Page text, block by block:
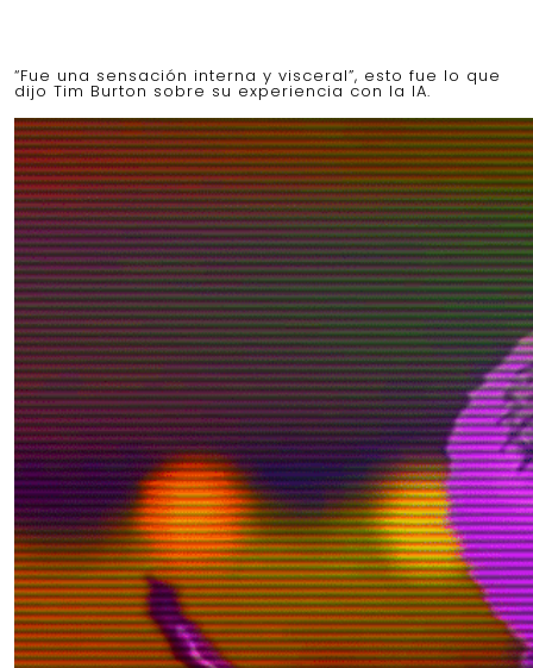
“Fue una sensación interna y visceral”, esto fue lo que
dijo Tim Burton sobre su experiencia con la IA.